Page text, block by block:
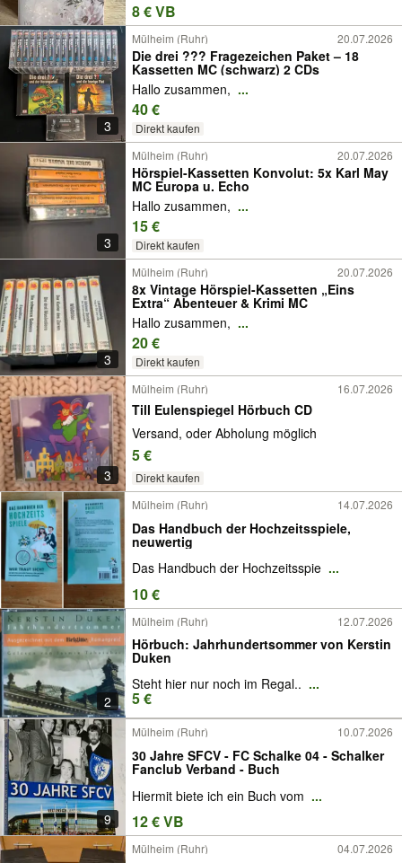
8 € VB
3
Mülheim (Ruhr) 20.07.2026
Die drei ??? Fragezeichen Paket – 18
Kassetten MC (schwarz) 2 CDs
Hallo zusammen, ...
40 €
Direkt kaufen
3
Mülheim (Ruhr) 20.07.2026
Hörspiel-Kassetten Konvolut: 5x Karl May
MC Europa u. Echo
Hallo zusammen, ...
15 €
Direkt kaufen
3
Mülheim (Ruhr) 20.07.2026
8x Vintage Hörspiel-Kassetten „Eins
Extra“ Abenteuer & Krimi MC
Hallo zusammen, ...
20 €
Direkt kaufen
3
Mülheim (Ruhr) 16.07.2026
Till Eulenspiegel Hörbuch CD
Versand, oder Abholung möglich
5 €
Direkt kaufen
Mülheim (Ruhr)
14.07.2026
Das Handbuch der Hochzeitsspiele,
neuwertig
Das Handbuch der Hochzeitsspie ...
10 €
2
Mülheim (Ruhr) 12.07.2026
Hörbuch: Jahrhundertsommer von Kerstin
Duken
Steht hier nur noch im Regal.. ...
5 €
9
Mülheim (Ruhr) 10.07.2026
30 Jahre SFCV - FC Schalke 04 - Schalker
Fanclub Verband - Buch
Hiermit biete ich ein Buch vom ...
12 € VB
Mülheim (Ruhr) 04.07.2026